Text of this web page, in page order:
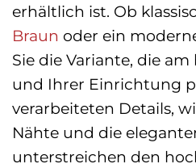
erhältlich ist. Ob
Braun oder ein
Sie die Variante, die
und Ihrer Einrichtung
verarbeiteten Details,
Nähte und die
unterstreichen den